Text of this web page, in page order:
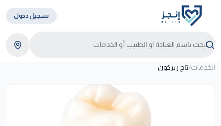
تسجيل دخول
الخدمات/تاج زيركون